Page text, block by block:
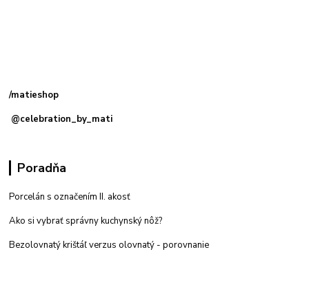
/matieshop
@celebration_by_mati
Poradňa
Porcelán s označením II. akosť
Ako si vybrať správny kuchynský nôž?
Bezolovnatý krištáľ verzus olovnatý - porovnanie